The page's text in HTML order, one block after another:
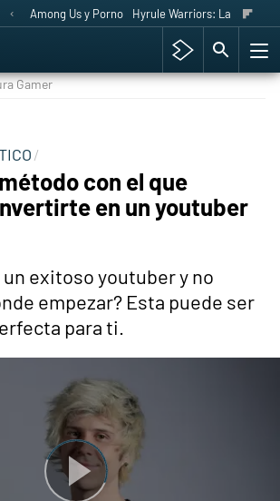
Among Us y Porno Hyrule Warriors: La Era del
Gamer
con el que
en un youtuber
un exitoso youtuber y no
empezar? Esta puede ser
para ti.